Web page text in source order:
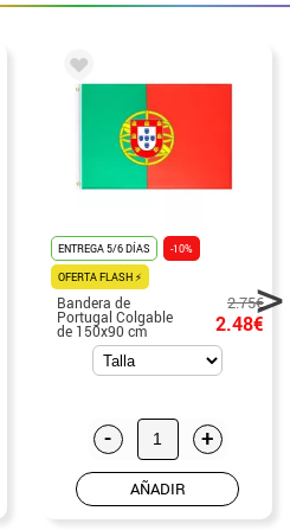
ENTREGA 5/6 DÍAS
-10%
OFERTA FLASH ⚡
Bandera de
Portugal Colgable
de 150x90 cm
2.75€
2.48€
- +
AÑADIR